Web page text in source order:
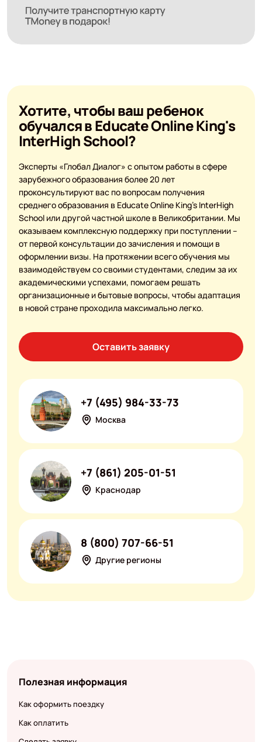
Хотите, чтобы ваш ребенок
обучался в Educate Online King's
InterHigh School?
Эксперты «Глобал Диалог» с опытом работы в сфере
зарубежного образования более 20 лет
проконсультируют вас по вопросам получения
среднего образования в Educate Online King's InterHigh
School или другой частной школе в Великобритании. Мы
оказываем комплексную поддержку при поступлении –
от первой консультации до зачисления и помощи в
оформлении визы. На протяжении всего обучения мы
взаимодействуем со своими студентами, следим за их
академическими успехами, помогаем решать
организационные и бытовые вопросы, чтобы адаптация
в новой стране проходила максимально легко.
Оставить заявку
Москва
+7 (495) 984-33-73
Краснодар
+7 (861) 205-01-51
Другие регионы
8 (800) 707-66-51
Полезная информация
Как оформить поездку
Как оплатить